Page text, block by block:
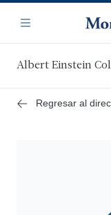
contenido
principal
Navegación
Menú
Albert Einstein
Regresar al